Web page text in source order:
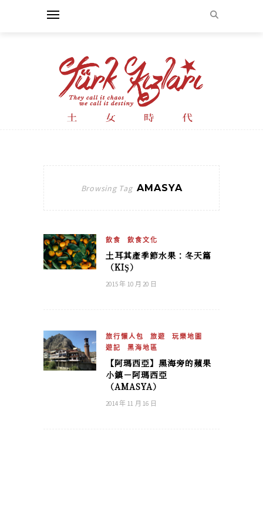
Browsing Tag AMASYA
飲食 飲食文化
土耳其產季節水果：冬天篇
（KIŞ）
2015 年 10 月 20 日
旅行懶人包 旅遊
玩樂地圖
遊記
黑海地區
【阿瑪西亞】黑海旁的蘋果
小鎮－阿瑪西亞
（AMASYA）
2014 年 11 月 16 日